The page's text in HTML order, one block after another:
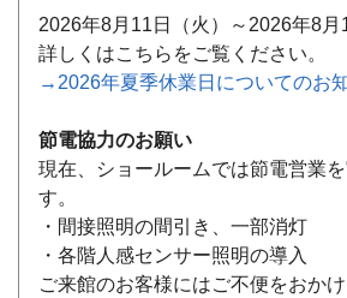
2026年8月11日（火）～2026年8月
詳しくはこちらをご覧ください。
→2026年夏季休業日についてのお
節電協力のお願い
現在、ショールームでは節電営業
す。
・間接照明の間引き、一部消灯
・各階人感センサー照明の導入
ご来館のお客様にはご不便をおか